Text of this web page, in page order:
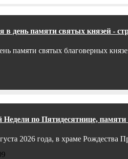
в день памяти святых князей -
памяти святых благоверных
Недели по Пятидесятнице,
2026 года, в храме